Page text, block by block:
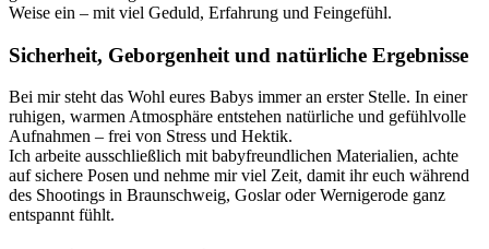
Weise ein – mit viel Geduld, Erfahrung und Feingefühl.
Sicherheit, Geborgenheit und natürliche Ergebnisse
Bei mir steht das Wohl eures Babys immer an erster Stelle. In einer
ruhigen, warmen Atmosphäre entstehen natürliche und gefühlvolle
Aufnahmen – frei von Stress und Hektik.
Ich arbeite ausschließlich mit babyfreundlichen Materialien, achte
auf sichere Posen und nehme mir viel Zeit, damit ihr euch während
des Shootings in Braunschweig, Goslar oder Wernigerode ganz
entspannt fühlt.